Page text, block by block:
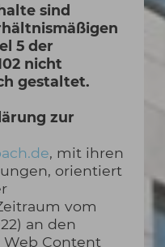
sind
5 der
nicht
gestaltet.
zur
, mit ihren
orientiert
vom
an den
Content